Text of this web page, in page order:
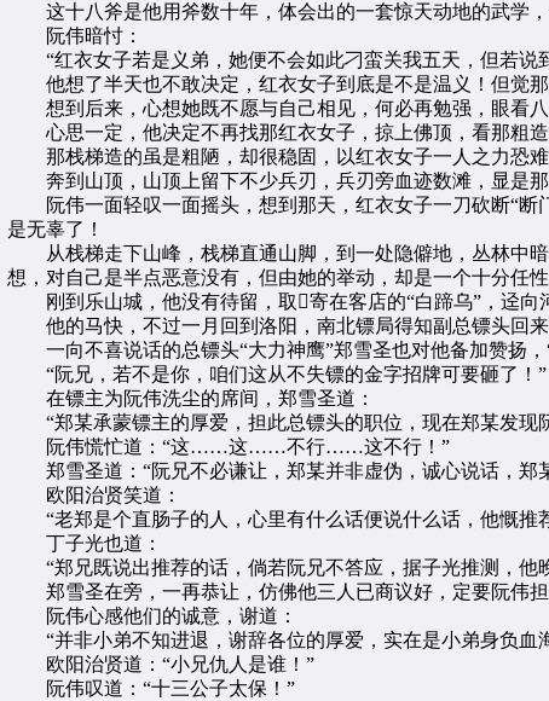
这十八斧是他用斧数十年，体会出的一套惊天动地的武学，
阮伟暗忖：
“红衣女子若是义弟，她便不会如此刁蛮关我五天，但若说
他想了半天也不敢决定，红衣女子到底是不是温义！但觉那
想到后来，心想她既不愿与自己相见，何必再勉强，眼看八
心思一定，他决定不再找那红衣女子，掠上佛顶，看那粗造
那栈梯造的虽是粗陋，却很稳固，以红衣女子一人之力恐难
奔到山顶，山顶上留下不少兵刃，兵刃旁血迹数滩，显是那
阮伟一面轻叹一面摇头，想到那天，红衣女子一刀砍断“断
是无辜了！
从栈梯走下山峰，栈梯直通山脚，到一处隐僻地，丛林中暗
想，对自己是半点恶意没有，但由她的举动，却是一个十分任性
刚到乐山城，他没有待留，取寄在客店的“白蹄乌”，迳向
他的马快，不过一月回到洛阳，南北镖局得知副总镖头回来
一向不喜说话的总镖头“大力神鹰”郑雪圣也对他备加赞扬，
“阮兄，若不是你，咱们这从不失镖的金字招牌可要砸了！”
在镖主为阮伟洗尘的席间，郑雪圣道：
“郑某承蒙镖主的厚爱，担此总镖头的职位，现在郑某发现
阮伟慌忙道：“这……这……不行……这不行！”
郑雪圣道：“阮兄不必谦让，郑某并非虚伪，诚心说话，郑
欧阳治贤笑道：
“老郑是个直肠子的人，心里有什么话便说什么话，他慨推
丁子光也道：
“郑兄既说出推荐的话，倘若阮兄不答应，据子光推测，他
郑雪圣在旁，一再恭让，仿佛他三人已商议好，定要阮伟担
阮伟心感他们的诚意，谢道：
“并非小弟不知进退，谢辞各位的厚爱，实在是小弟身负血
欧阳治贤道：“小兄仇人是谁！”
阮伟叹道：“十三公子太保！”